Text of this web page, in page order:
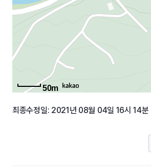
50m
최종수정일: 2021년 08월 04일 16시 14